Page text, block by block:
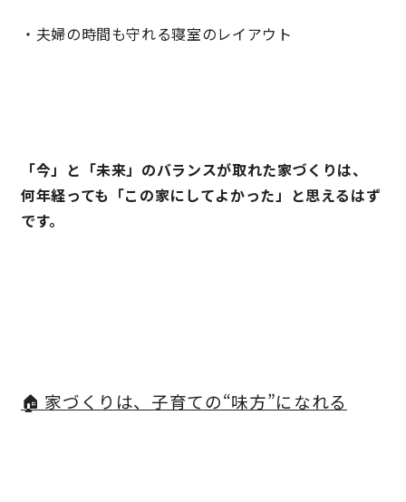
・夫婦の時間も守れる寝室のレイアウト
「今」と「未来」のバランスが取れた家づくりは、
何年経っても「この家にしてよかった」と思えるはず
です。
🏠 家づくりは、子育ての“味方”になれる